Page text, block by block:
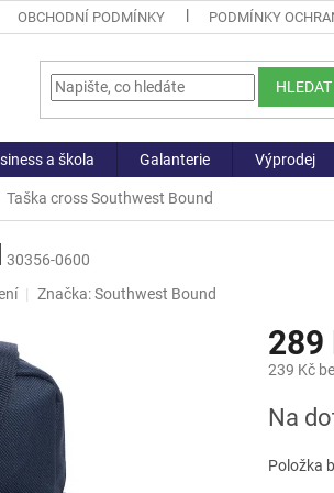
OBCHODNÍ PODMÍNKY PODMÍNKY
HLEDAT
a škola Galanterie Výprodej
Taška cross Southwest Bound
30356-0600
Značka:Southwest Bound
289
239 Kč
cena:
Na
Položka